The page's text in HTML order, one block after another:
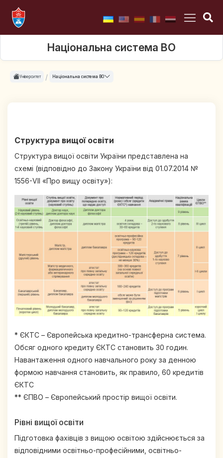
Національна система ВО
Університет Національна система ВО
Структура вищої освіти
Структура вищої освіти України представлена на
схемі (відповідно до Закону України від 01.07.2014 №
1556-VII «Про вищу освіту»):
* ЄКТС – Європейська кредитно-трансферна система.
Обсяг одного кредиту ЄКТС становить 30 годин.
Навантаження одного навчального року за денною
формою навчання становить, як правило, 60 кредитів
ЄКТС
** ЄПВО – Європейський простір вищої освіти.
Рівні вищої освіти
Підготовка фахівців з вищою освітою здійснюється за
відповідними освітньо-професійними, освітньо-